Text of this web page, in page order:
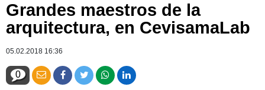
Grandes maestros de la
arquitectura, en CevisamaLab
05.02.2018 16:36
0